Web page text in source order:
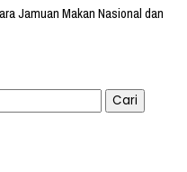
Jamuan Makan Nasional dan